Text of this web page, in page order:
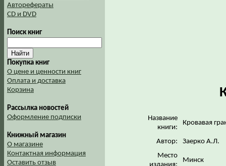
Авторефераты
CD и DVD
Поиск книг
Покупка книг
О цене и ценности книг
Оплата и доставка
Корзина
Рассылка новостей
Оформление подписки
Книжный магазин
О магазине
Контактная информация
Оставить отзыв
Название
книги:
Кровавая
Автор:
Заерко А.Л.
Место
Минск